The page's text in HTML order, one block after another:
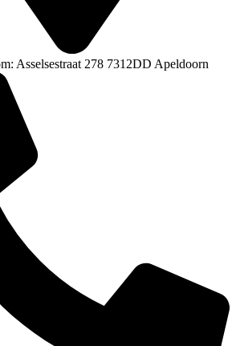
Asselsestraat 278 7312DD Apeldoorn